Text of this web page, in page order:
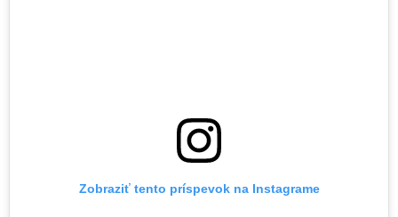
Zobraziť tento príspevok na Instagrame